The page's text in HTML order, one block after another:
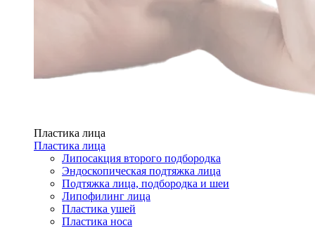
Пластика лица
Пластика лица
Липосакция второго подбородка
Эндоскопическая подтяжка лица
Подтяжка лица, подбородка и шеи
Липофилинг лица
Пластика ушей
Пластика носа